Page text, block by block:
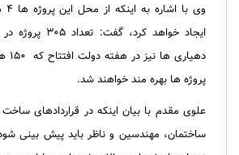
ایجاد خواهد
پروژه ها بهره مند خواهند شد.
علوی مقدم با بیان اینکه در قراردادهای
ساختمان، مهندسین و ناظر باید پیش بینی